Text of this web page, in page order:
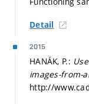
Detail
2015
HANÁK, P.:
images-from-
http://